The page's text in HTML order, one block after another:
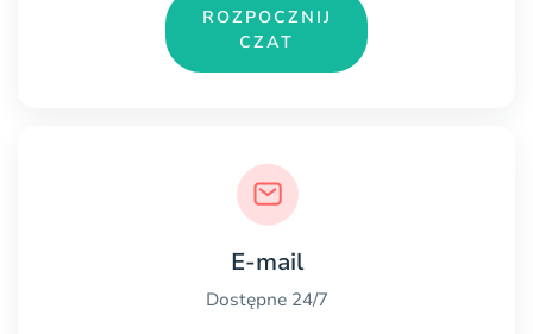
ROZPOCZNIJ
CZAT
E-mail
Dostępne 24/7